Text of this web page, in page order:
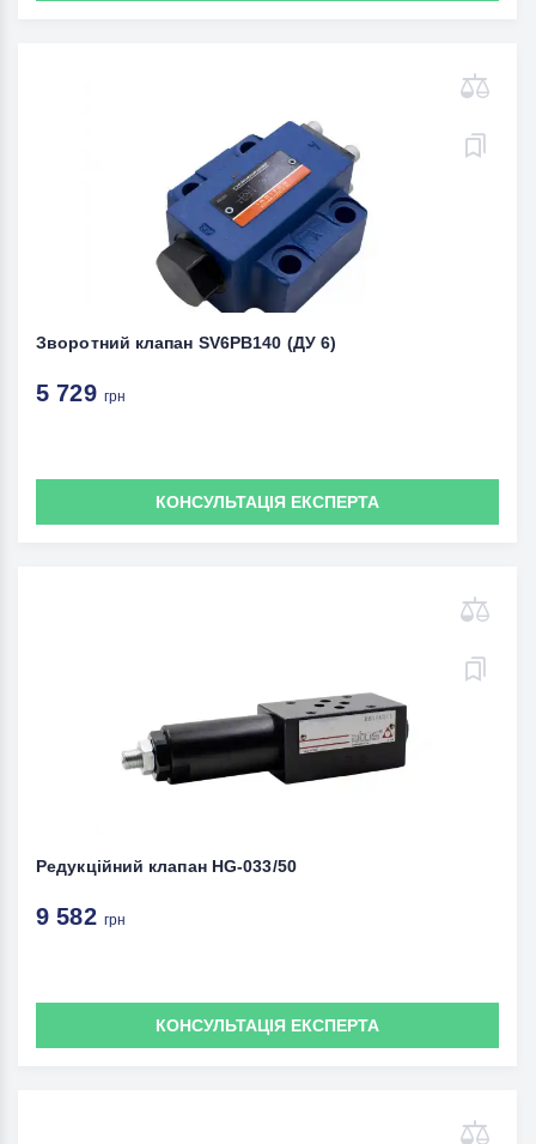
Зворотний клапан SV6PB140 (ДУ 6)
5 729 грн
КОНСУЛЬТАЦІЯ ЕКСПЕРТА
Редукційний клапан HG-033/50
9 582 грн
КОНСУЛЬТАЦІЯ ЕКСПЕРТА